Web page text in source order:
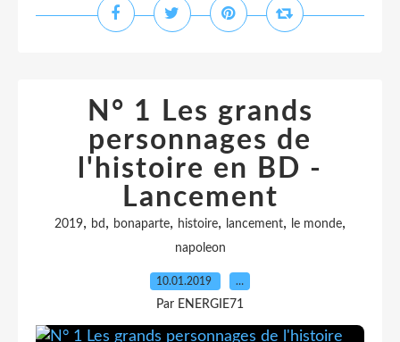
N° 1 Les grands
personnages de
l'histoire en BD -
Lancement
2019, bd , bonaparte, histoire, lancement, le monde,
napoleon
10.01.2019 …
Par ENERGIE71